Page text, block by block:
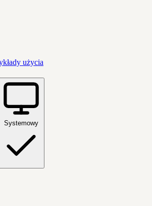
użycia
Systemowy